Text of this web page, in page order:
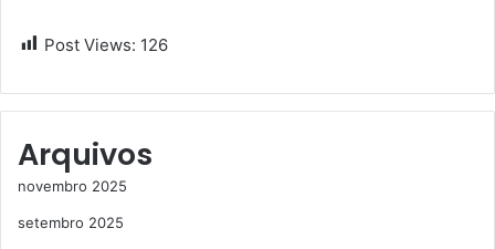
Post Views: 126
Arquivos
novembro 2025
setembro 2025